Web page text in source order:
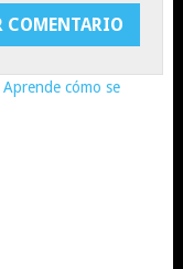
Aprende cómo se